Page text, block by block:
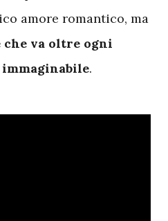
amore romantico, ma
che va oltre ogni
.